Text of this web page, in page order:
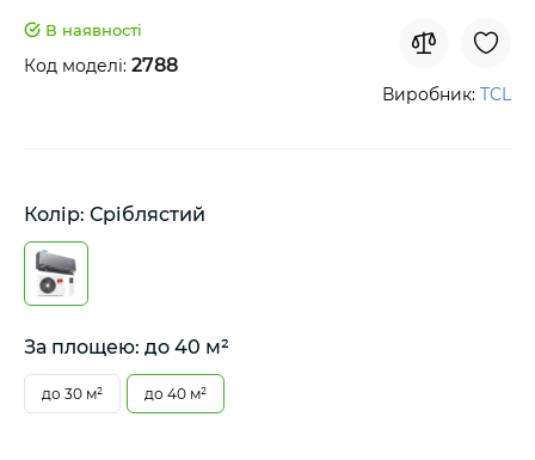
В наявності
Код моделі: 2788
Виробник: TCL
Колір: Сріблястий
За площею: до 40 м²
до 30 м² до 40 м²